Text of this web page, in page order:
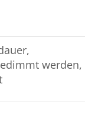
werden,